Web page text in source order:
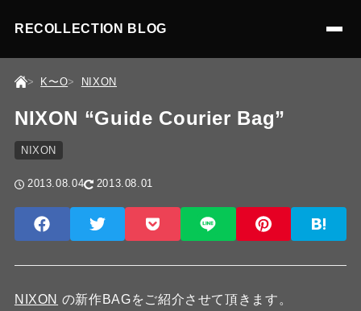
RECOLLECTION BLOG
K〜O NIXON
NIXON “Guide Courier Bag”
NIXON
2013.08.04 2013.08.01
NIXON の新作BAGをご紹介させて頂きます。